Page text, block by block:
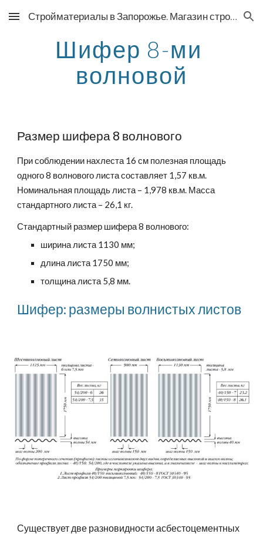
Skip to main content Skip to navigation
Стройматериалы в Запорожье. Магазин строительных материалов
Шифер 8-ми
волновой
Размер шифера 8 волнового
При соблюдении нахлеста 16 см полезная площадь
одного 8 волнового листа составляет 1,57 кв.м.
Номинальная площадь листа – 1,978 кв.м. Масса
стандартного листа – 26,1 кг.
Стандартный размер шифера 8 волнового:
ширина листа 1130 мм;
длина листа 1750 мм;
толщина листа 5,8 мм.
Шифер: размеры волнистых листов
Существует две разновидности асбестоцементных